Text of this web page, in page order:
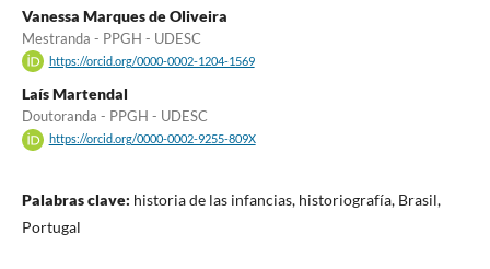
Vanessa Marques de Oliveira
Mestranda - PPGH - UDESC
https://orcid.org/0000-0002-1204-1569
Laís Martendal
Doutoranda - PPGH - UDESC
https://orcid.org/0000-0002-9255-809X
Palabras clave: historia de las infancias, historiografía, Brasil,
Portugal